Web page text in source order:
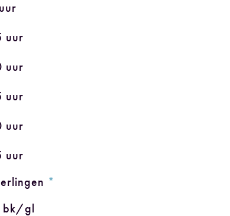
uur
uur
uur
uur
uur
*
bk/gl